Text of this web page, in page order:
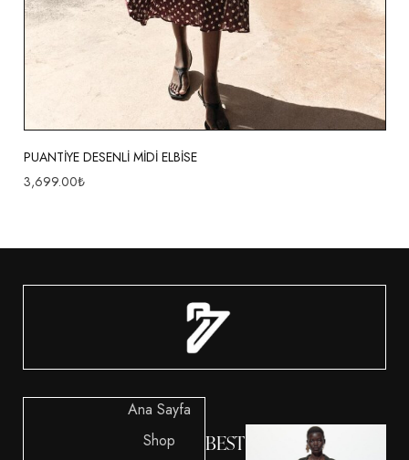
PUANTİYE DESENLİ MİDİ ELBİSE
3,699.00₺
Ana Sayfa
Shop
BEST